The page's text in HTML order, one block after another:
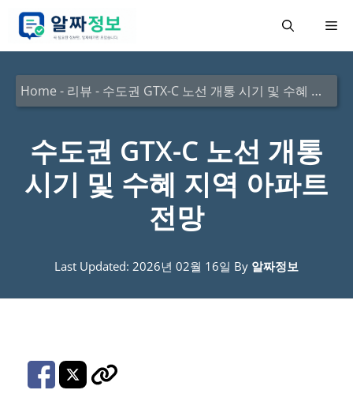
메
Home - 리뷰 - 수도권 GTX-C 노선 개통 시기 및 수혜 지역 아파트 전망
수도권 GTX-C 노선 개통
시기 및 수혜 지역 아파트
전망
Last Updated: 2026년 02월 16일 By 알짜정보